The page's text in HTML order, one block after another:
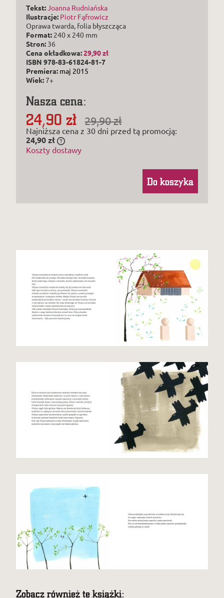
Tekst:Joanna Rudniańska
Ilustracje: Piotr Fąfrowicz
Oprawa twarda, folia błyszcząca
Format: 240 x 240 mm
Stron: 36
Cena okładkowa:29,90 zł
ISBN 978-83-61824-81-7
Premiera: maj 2015
Wiek:7+
Nasza cena:
24,90 zł 29,90 zł
Najniższa cena z 30 dni przed tą promocją:
24,90 zł
30 dni, wyświetlana jest najniższa cena od
Koszty dostawy
Do koszyka
Zobacz również te książki: